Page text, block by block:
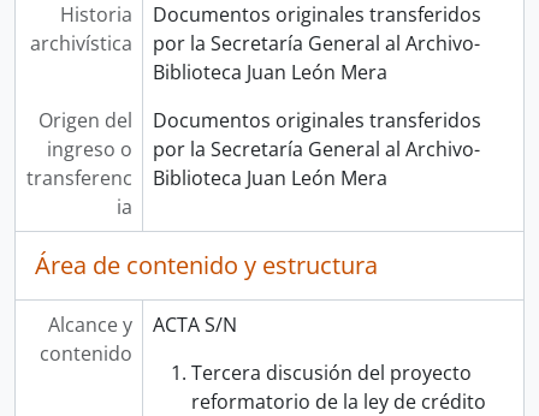
Historia
archivística
Documentos originales transferidos
por la Secretaría General al Archivo-
Biblioteca Juan León Mera
Origen del
ingreso o
transferenc
ia
Documentos originales transferidos
por la Secretaría General al Archivo-
Biblioteca Juan León Mera
Área de contenido y estructura
Alcance y
contenido
ACTA S/N
Tercera discusión del proyecto
reformatorio de la ley de crédito